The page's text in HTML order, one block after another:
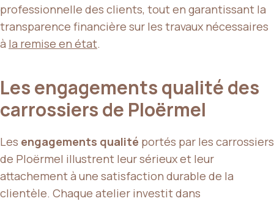
professionnelle des clients, tout en garantissant la
transparence financière sur les travaux nécessaires
à la remise en état.
Les engagements qualité des
carrossiers de Ploërmel
Les engagements qualité portés par les carrossiers
de Ploërmel illustrent leur sérieux et leur
attachement à une satisfaction durable de la
clientèle. Chaque atelier investit dans